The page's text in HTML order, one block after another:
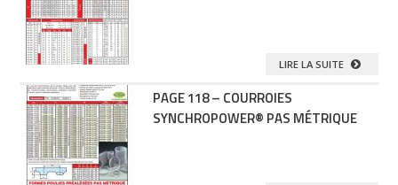
LIRE LA SUITE
PAGE 118 – COURROIES
SYNCHROPOWER® PAS MÉTRIQUE